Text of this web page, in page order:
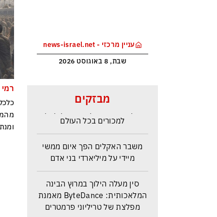
עניין מרכזי - news-israel.net
שבת, 8 באוגוסט 2026
מבזקים
מלחמת טראמפ בקרטל הסמים
הקולומביאני ייקר את הקוקאין
למכורים בכל העולם
משבר האקלים הפך איום ממשי
מיידי על מיליארדי בני אדם
סין מעלה הילוך במרוץ הבינה
המלאכותית: ByteDance מאמנת
מפלצת של טריליוני פרמטרים